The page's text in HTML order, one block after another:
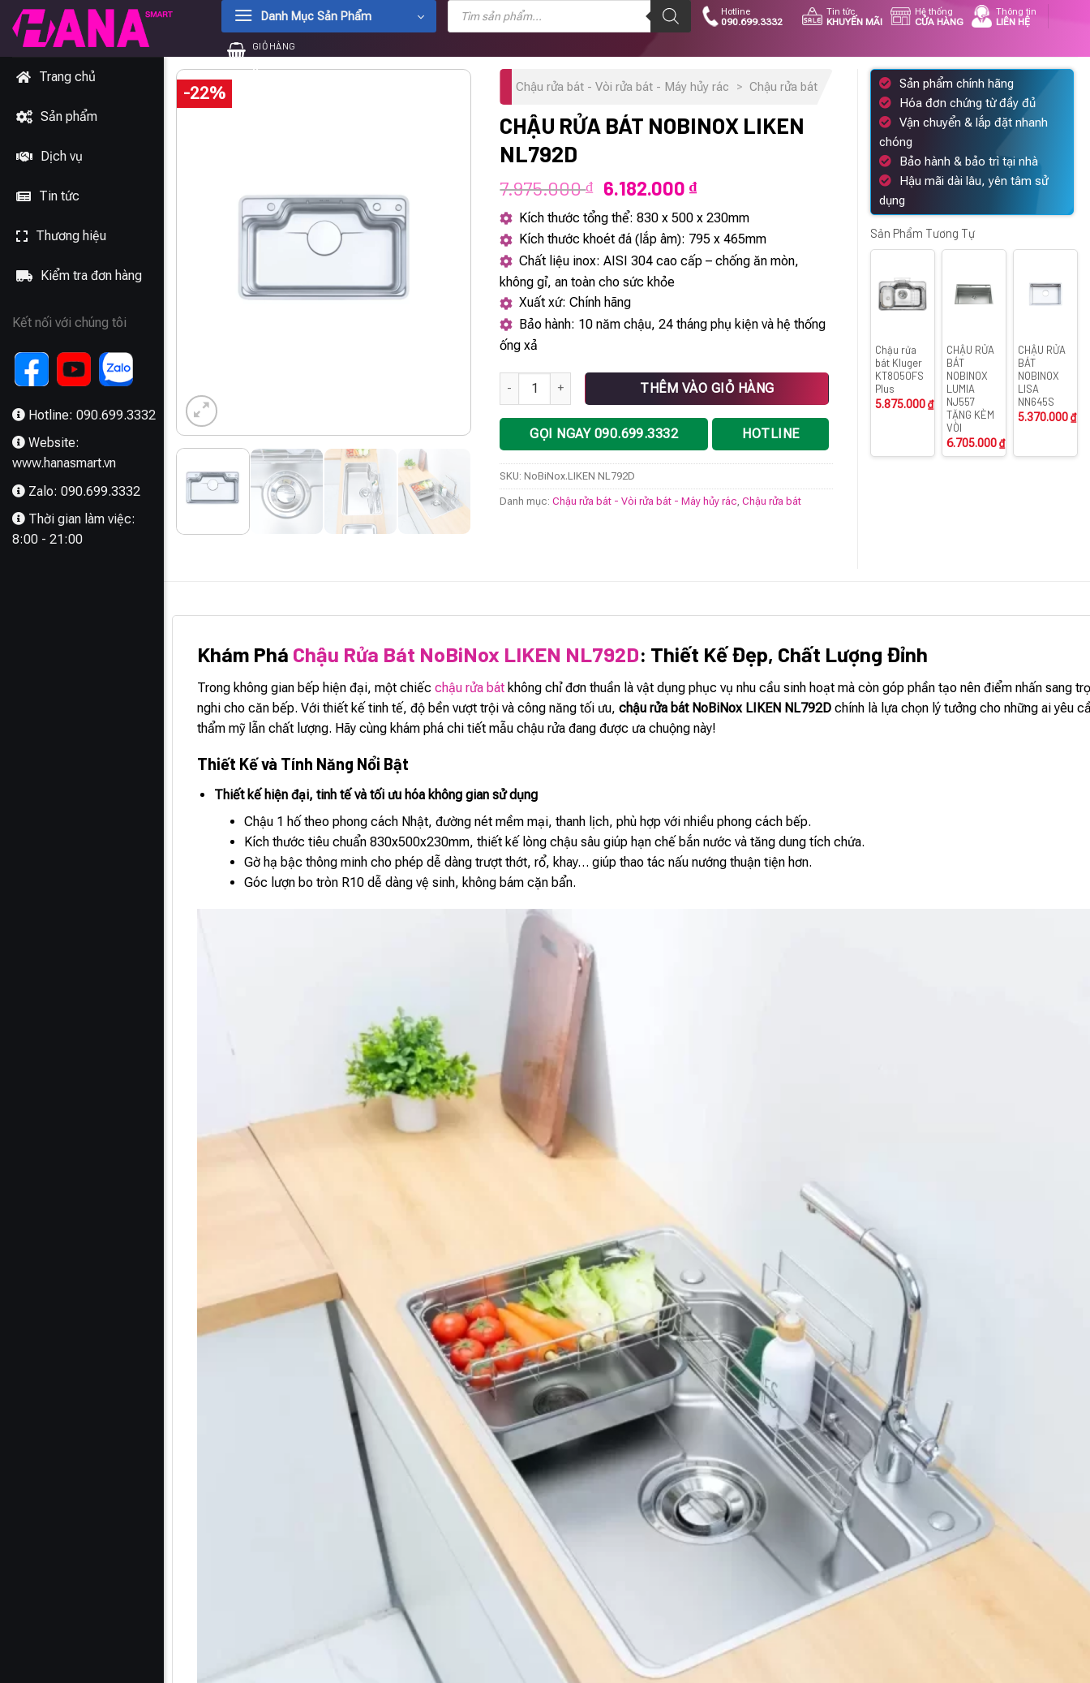
Chuyển
đến
dung
Danh Mục Sản Phẩm
Tìm
kiếm
phẩm
Hotline
090.699.3332
Tin tức
KHUYẾN MÃI
Hệ thống
CỬA HÀNG
Thông tin
LIÊN HỆ
GIỎ HÀNG
0₫
Trang chủ
Sản phẩm
Dịch vụ
Tin tức
Thương hiệu
Kiểm tra đơn hàng
Kết nối với chúng tôi
Hotline: 090.699.3332
Website:
www.hanasmart.vn
Zalo: 090.699.3332
Thời gian làm việc:
8:00 - 21:00
-22% Chậu rửa bát - Vòi rửa bát - Máy hủy rác > Chậu rửa bát
CHẬU RỬA BÁT NOBINOX LIKEN
NL792D
7.975.000₫
Giá
gốc
là:
7.975.000 ₫.
6.182.000 ₫Giá
hiện
tại
là:
6.182.000 ₫.
Kích thước tổng thể: 830 x 500 x 230mm
Kích thước khoét đá (lắp âm): 795 x 465mm
Chất liệu inox: AISI 304 cao cấp – chống ăn mòn,
không gỉ, an toàn cho sức khỏe
Xuất xứ: Chính hãng
Bảo hành: 10 năm chậu, 24 tháng phụ kiện và hệ thống
ống xả
Chậu rửa bát NoBiNox LIKEN NL792D số lượng
THÊM VÀO GIỎ HÀNG
GỌI NGAY 090.699.3332 HOTLINE
SKU:NoBiNox.LIKEN NL792D
Danh mục:Chậu rửa bát - Vòi rửa bát - Máy hủy rác ,Chậu rửa bát
Sản phẩm chính hãng
Hóa đơn chứng từ đầy đủ
Vận chuyển & lắp đặt nhanh
chóng
Bảo hành & bảo trì tại nhà
Hậu mãi dài lâu, yên tâm sử
dụng
Sản Phẩm Tương Tự
Chậu rửa
bát Kluger
KT8050FS
Plus
5.875.000₫
CHẬU RỬA
BÁT
NOBINOX
LUMIA
NJ557
TẶNG KÈM
VÒI
6.705.000₫
CHẬU RỬA
BÁT
NOBINOX
LISA
NN645S
5.370.000₫
Khám Phá Chậu Rửa Bát NoBiNox LIKEN NL792D: Thiết Kế Đẹp, Chất Lượng Đỉnh
Trong không gian bếp hiện đại, một chiếcchậu rửa bát không chỉ đơn thuần là vật dụng phục vụ nhu cầu sinh hoạt mà còn góp phần tạo nên điểm nhấn sang
nghi cho căn bếp. Với thiết kế tinh tế, độ bền vượt trội và công năng tối ưu,chậu rửa bát NoBiNox LIKEN NL792D chính là lựa chọn lý tưởng cho những ai yêu
thẩm mỹ lẫn chất lượng. Hãy cùng khám phá chi tiết mẫu chậu rửa đang được ưa chuộng này!
Thiết Kế và Tính Năng Nổi Bật
Thiết kế hiện đại, tinh tế và tối ưu hóa không gian sử dụng
Chậu 1 hố theo phong cách Nhật, đường nét mềm mại, thanh lịch, phù hợp với nhiều phong cách bếp.
Kích thước tiêu chuẩn 830x500x230mm, thiết kế lòng chậu sâu giúp hạn chế bắn nước và tăng dung tích chứa.
Gờ hạ bậc thông minh cho phép dễ dàng trượt thớt, rổ, khay… giúp thao tác nấu nướng thuận tiện hơn.
Góc lượn bo tròn R10 dễ dàng vệ sinh, không bám cặn bẩn.